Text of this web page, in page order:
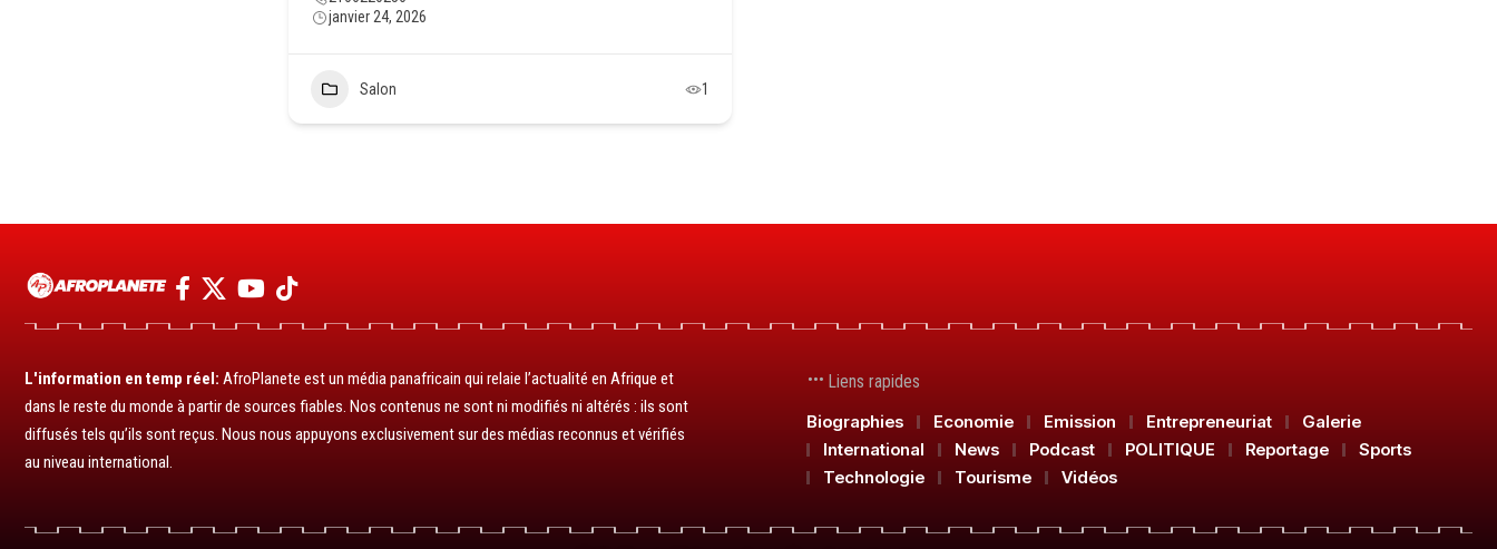
janvier 24, 2026
Salon 1
L'information en temp réel: AfroPlanete est un média panafricain qui relaie l’actualité en Afrique et
dans le reste du monde à partir de sources fiables. Nos contenus ne sont ni modifiés ni altérés : ils sont
diffusés tels qu’ils sont reçus. Nous nous appuyons exclusivement sur des médias reconnus et vérifiés
au niveau international.
Liens rapides
Biographies
Economie Emission Entrepreneuriat
Galerie
International
News Podcast POLITIQUE Reportage
Sports
Technologie
Tourisme Vidéos